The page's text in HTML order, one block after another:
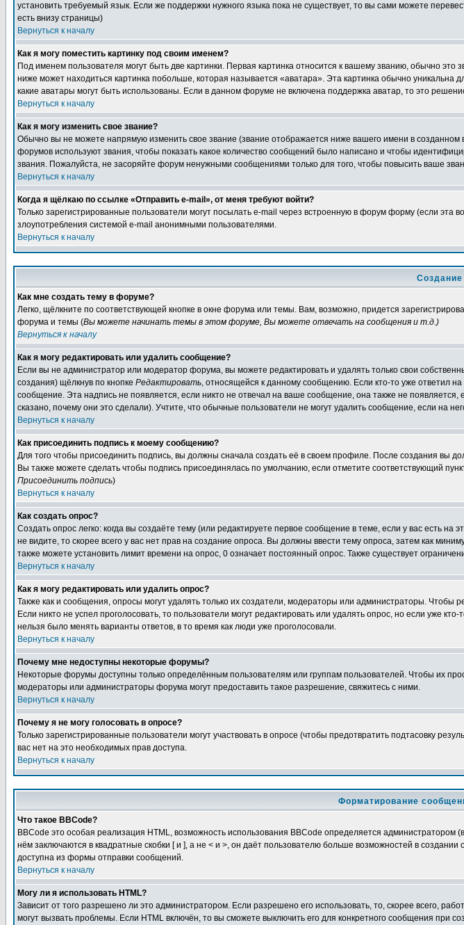
установить требуемый язык. Если же поддержки нужного языка пока не существует, то вы сами можете
есть внизу страницы)
Вернуться к началу
Как я могу поместить картинку под своим именем?
Под именем пользователя могут быть две картинки. Первая картинка относится к вашему званию, обычно
ниже может находиться картинка побольше, которая называется «аватара». Эта картинка обычно уникальна
какие аватары могут быть использованы. Если в данном форуме не включена поддержка аватар, то это
Вернуться к началу
Как я могу изменить свое звание?
Обычно вы не можете напрямую изменить свое звание (звание отображается ниже вашего имени в
форумов используют звания, чтобы показать какое количество сообщений было написано и чтобы
звания. Пожалуйста, не засоряйте форум ненужными сообщениями только для того, чтобы повысить ваше
Вернуться к началу
Когда я щёлкаю по ссылке «Отправить e-mail», от меня требуют войти?
Только зарегистрированные пользователи могут посылать e-mail через встроенную в форум форму (если
злоупотребления системой e-mail анонимными пользователями.
Вернуться к началу
Как мне создать тему в форуме?
Легко, щёлкните по соответствующей кнопке в окне форума или темы. Вам, возможно, придется
форума и темы (Вы можете начинать темы в этом форуме, Вы можете отвечать на сообщения и т.д.)
Вернуться к началу
Как я могу редактировать или удалить сообщение?
Если вы не администратор или модератор форума, вы можете редактировать и удалять только свои
создания) щёлкнув по кнопке Редактировать, относящейся к данному сообщению. Если кто-то уже ответил
сообщение. Эта надпись не появляется, если никто не отвечал на ваше сообщение, она также не
сказано, почему они это сделали). Учтите, что обычные пользователи не могут удалить сообщение, если на
Вернуться к началу
Как присоединить подпись к моему сообщению?
Для того чтобы присоединить подпись, вы должны сначала создать её в своем профиле. После создания вы
Вы также можете сделать чтобы подпись присоединялась по умолчанию, если отметите соответствующий
Присоединить подпись)
Вернуться к началу
Как создать опрос?
Создать опрос легко: когда вы создаёте тему (или редактируете первое сообщение в теме, если у вас есть
не видите, то скорее всего у вас нет прав на создание опроса. Вы должны ввести тему опроса, затем как
также можете установить лимит времени на опрос, 0 означает постоянный опрос. Также существует
Вернуться к началу
Как я могу редактировать или удалить опрос?
Также как и сообщения, опросы могут удалять только их создатели, модераторы или администраторы. Чтобы
Если никто не успел проголосовать, то пользователи могут редактировать или удалять опрос, но если уже
нельзя было менять варианты ответов, в то время как люди уже проголосовали.
Вернуться к началу
Почему мне недоступны некоторые форумы?
Некоторые форумы доступны только определённым пользователям или группам пользователей. Чтобы их
модераторы или администраторы форума могут предоставить такое разрешение, свяжитесь с ними.
Вернуться к началу
Почему я не могу голосовать в опросе?
Только зарегистрированные пользователи могут участвовать в опросе (чтобы предотвратить подтасовку
вас нет на это необходимых прав доступа.
Вернуться к началу
Форматирование
Что такое BBCode?
BBCode это особая реализация HTML, возможность использования BBCode определяется
нём заключаются в квадратные скобки [ и ], а не < и >, он даёт пользователю больше возможностей в
доступна из формы отправки сообщений.
Вернуться к началу
Могу ли я использовать HTML?
Зависит от того разрешено ли это администратором. Если разрешено его использовать, то, скорее всего,
могут вызвать проблемы. Если HTML включён, то вы сможете выключить его для конкретного сообщения при